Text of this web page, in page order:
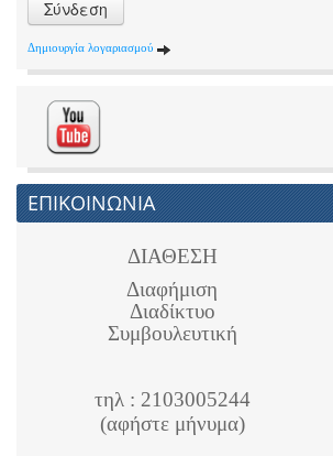
Σύνδεση
Δημιουργία λογαριασμού
ΕΠΙΚΟΙΝΩΝΙΑ
ΔΙΑΘΕΣΗ
Διαφήμιση
Διαδίκτυο
Συμβουλευτική
τηλ : 2103005244
(αφήστε μήνυμα)